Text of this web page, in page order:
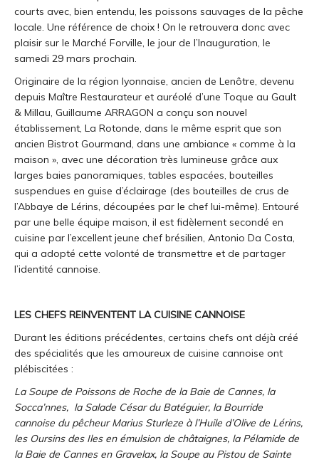
courts avec, bien entendu, les poissons sauvages de la pêche
locale. Une référence de choix ! On le retrouvera donc avec
plaisir sur le Marché Forville, le jour de l’Inauguration, le
samedi 29 mars prochain.
Originaire de la région lyonnaise, ancien de Lenôtre, devenu
depuis Maître Restaurateur et auréolé d’une Toque au Gault
& Millau, Guillaume ARRAGON a conçu son nouvel
établissement, La Rotonde, dans le même esprit que son
ancien Bistrot Gourmand, dans une ambiance « comme à la
maison », avec une décoration très lumineuse grâce aux
larges baies panoramiques, tables espacées, bouteilles
suspendues en guise d’éclairage (des bouteilles de crus de
l’Abbaye de Lérins, découpées par le chef lui-même). Entouré
par une belle équipe maison, il est fidèlement secondé en
cuisine par l’excellent jeune chef brésilien, Antonio Da Costa,
qui a adopté cette volonté de transmettre et de partager
l’identité cannoise.
LES CHEFS REINVENTENT LA CUISINE CANNOISE
Durant les éditions précédentes, certains chefs ont déjà créé
des spécialités que les amoureux de cuisine cannoise ont
plébiscitées :
La Soupe de Poissons de Roche de la Baie de Cannes, la
Socca’nnes, la Salade César du Batéguier, la Bourride
cannoise du pêcheur Marius Sturleze à l’Huile d’Olive de Lérins,
les Oursins des Iles en émulsion de châtaignes, la Pélamide de
la Baie de Cannes en Gravelax, la Soupe au Pistou de Sainte